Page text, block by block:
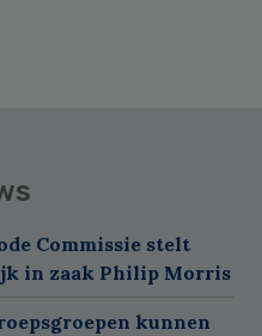
Commissie stelt
in zaak Philip Morris
kunnen